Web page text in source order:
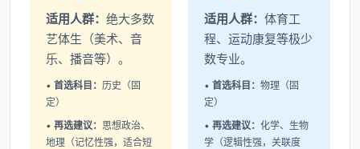
适用人群： 绝大多数
艺体生（美术、音
乐、播音等）。
• 首选科目： 历史（固
定）
• 再选建议： 思想政治、
地理（记忆性强，适合短
适用人群： 体育工
程、运动康复等极少
数专业。
• 首选科目： 物理（固
定）
• 再选建议： 化学、生物
学（逻辑性强，关联度